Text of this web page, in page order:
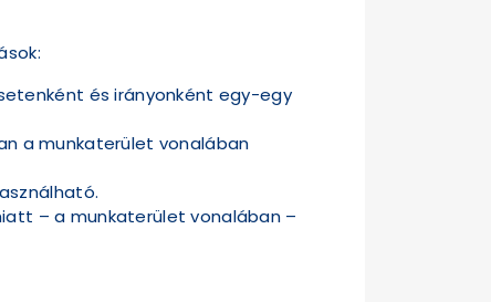
és irányonként egy-egy
a munkaterület vonalában
– a munkaterület vonalában –